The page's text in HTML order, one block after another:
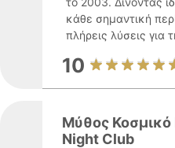
κάθε σημαντική
πλήρεις λύσεις για
10
Μύθος
Night Club